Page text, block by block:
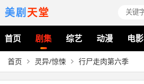
美剧天堂
首页 剧集 综艺 动漫 电影
首页 灵异/惊悚 行尸走肉第六季